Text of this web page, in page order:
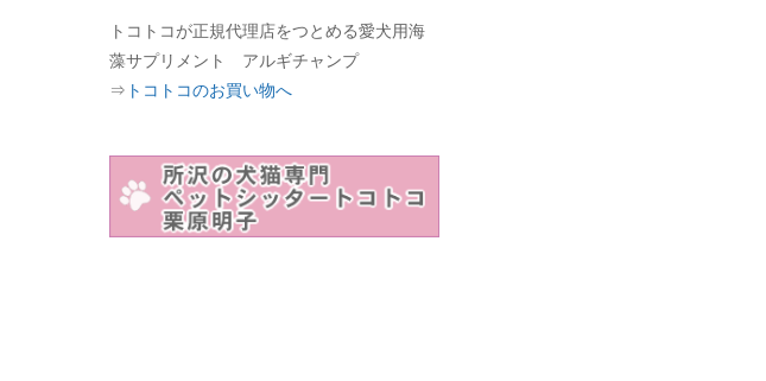
トコトコが正規代理店をつとめる愛犬用海
藻サプリメント アルギチャンプ
⇒ トコトコのお買い物へ